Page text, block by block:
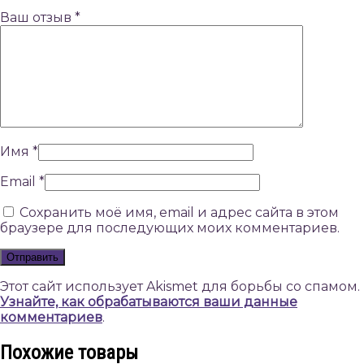
Ваш отзыв *
Имя *
Email *
Сохранить моё имя, email и адрес сайта в этом
браузере для последующих моих комментариев.
Этот сайт использует Akismet для борьбы со спамом.
Узнайте, как обрабатываются ваши данные
комментариев.
Похожие товары